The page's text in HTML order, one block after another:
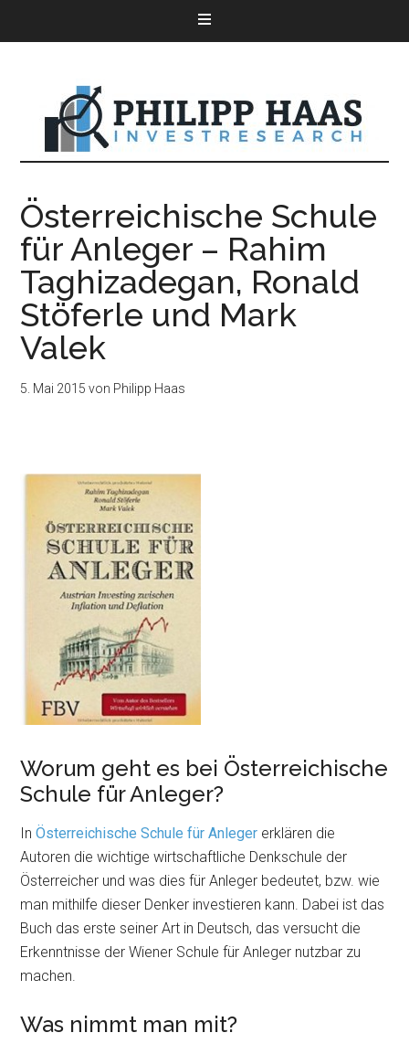
Österreichische Schule
für Anleger – Rahim
Taghizadegan, Ronald
Stöferle und Mark
Valek
5. Mai 2015 von Philipp Haas
Worum geht es bei Österreichische
Schule für Anleger?
InÖsterreichische Schule für Anleger erklären die
Autoren die wichtige wirtschaftliche Denkschule der
Österreicher und was dies für Anleger bedeutet, bzw. wie
man mithilfe dieser Denker investieren kann. Dabei ist das
Buch das erste seiner Art in Deutsch, das versucht die
Erkenntnisse der Wiener Schule für Anleger nutzbar zu
machen.
Was nimmt man mit?